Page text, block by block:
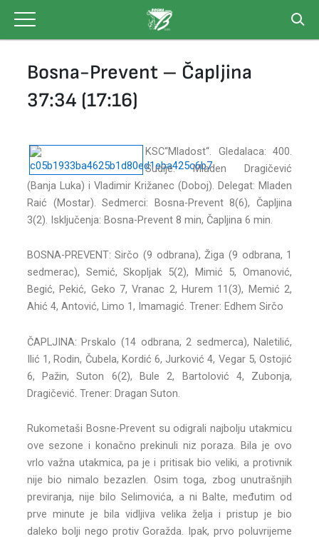
content
Bosna-Prevent – Čapljina
37:34 (17:16)
KSC“Mladost“. Gledalaca: 400.
Sudije: Mladen Dragičević
(Banja Luka) i Vladimir Križanec (Doboj). Delegat: Mladen
Raić (Mostar). Sedmerci: Bosna-Prevent 8(6), Čapljina
3(2). Isključenja: Bosna-Prevent 8 min, Čapljina 6 min.
BOSNA-PREVENT: Sirčo (9 odbrana), Žiga (9 odbrana, 1
sedmerac), Semić, Skopljak 5(2), Mimić 5, Omanović,
Begić, Pekić, Geko 7, Vranac 2, Hurem 11(3), Memić 2,
Ahić 4, Antović, Limo 1, Imamagić. Trener: Edhem Sirčo
ČAPLJINA: Prskalo (14 odbrana, 2 sedmerca), Naletilić,
Ilić 1, Rodin, Čubela, Kordić 6, Jurković 4, Vegar 5, Ostojić
6, Pažin, Suton 6(2), Bule 2, Bartolović 4, Zubonja,
Dragičević. Trener: Dragan Suton.
Rukometaši Bosne-Prevent su odigrali najbolju utakmicu
ove sezone i konačno prekinuli niz poraza. Bila je ovo
vrlo važna utakmica, pa je i pritisak bio veliki, a protivnik
nije bio nimalo bezazlen. Osim toga, zbog unutrašnjih
previranja, nije bilo Selimovića, a ni Balte, međutim od
prve minute je bila vidljiva velika želja i pristup je bio
daleko bolji nego protiv Goražda. Ipak, prvo poluvrijeme